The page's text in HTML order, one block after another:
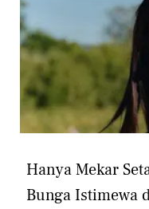
Hanya Mekar
Bunga Istimewa